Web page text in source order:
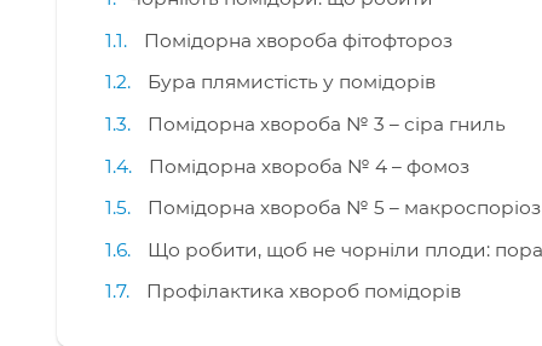
Помідорна хвороба фітофтороз
Бура плямистість у помідорів
Помідорна хвороба № 3 – сіра гниль
Помідорна хвороба № 4 – фомоз
Помідорна хвороба № 5 – макроспоріоз
Що робити, щоб не чорніли плоди:
Профілактика хвороб помідорів